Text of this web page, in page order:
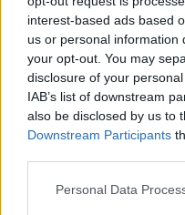
interest-based ads based
us or personal information
your opt-out. You may
disclosure of your
IAB’s list of downstream
also be disclosed by us to
Downstream Participants
Personal Data